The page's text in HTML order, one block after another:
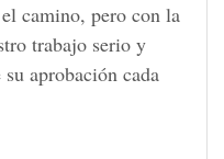
camino, pero con la
trabajo serio y
aprobación cada